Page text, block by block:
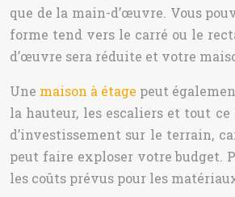
que de la main-d’œuvre. Vous
forme tend vers le carré ou le
d’œuvre sera réduite et votre
Une maison à étage peut
la hauteur, les escaliers et tout
d’investissement sur le terrain,
peut faire exploser votre budget.
les coûts prévus pour les